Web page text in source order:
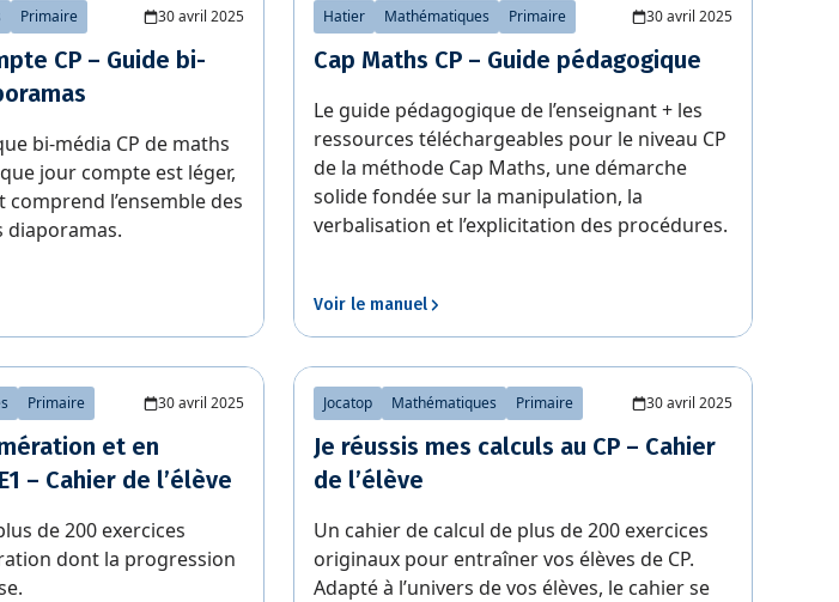
Primaire 30 avril 2025
CP – Guide bi-
bi-média CP de maths
jour compte est léger,
l’ensemble des
diaporamas.
Hatier Mathématiques Primaire 30 avril 2025
Cap Maths CP – Guide pédagogique
Le guide pédagogique de l’enseignant + les
ressources téléchargeables pour le niveau CP
de la méthode Cap Maths, une démarche
solide fondée sur la manipulation, la
verbalisation et l’explicitation des procédures.
Voir le manuel
Primaire 30 avril 2025
et en
– Cahier de l’élève
de 200 exercices
dont la progression
Jocatop Mathématiques Primaire 30 avril 2025
Je réussis mes calculs au CP – Cahier
de l’élève
Un cahier de calcul de plus de 200 exercices
originaux pour entraîner vos élèves de CP.
Adapté à l’univers de vos élèves, le cahier se